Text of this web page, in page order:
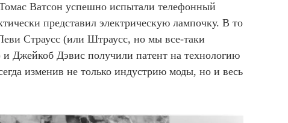
Ватсон успешно испытали телефонный
представил электрическую лампочку. В то
Страусс (или Штраусс, но мы все-таки
и Джейкоб Дэвис получили патент на технологию
изменив не только индустрию моды, но и весь